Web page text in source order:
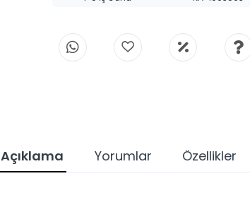
Açıklama Yorumlar Özellikler